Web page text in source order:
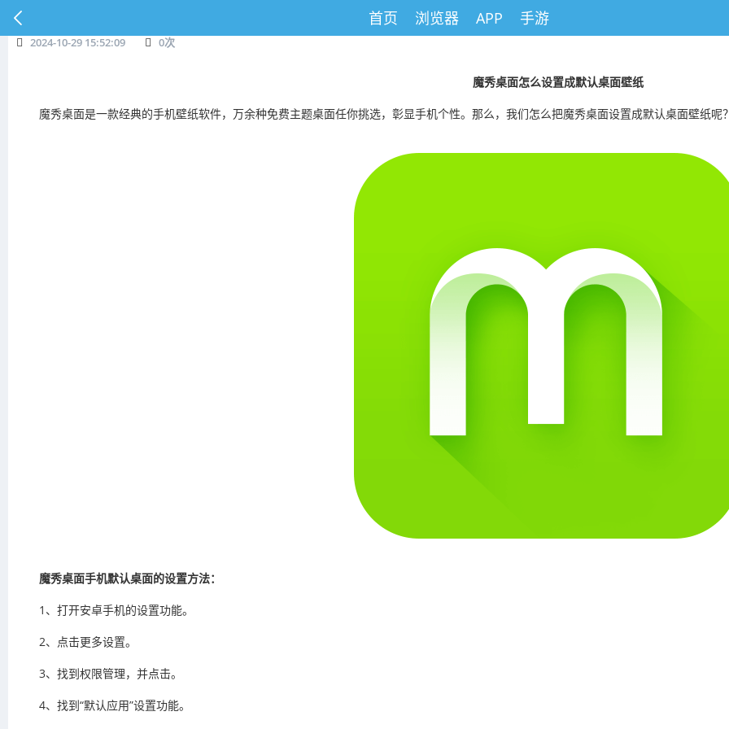
首页 浏览器 APP 手游
2024-10-29 15:52:09 0次
魔秀桌面怎么设置成默认桌面壁纸
魔秀桌面是一款经典的手机壁纸软件，万余种免费主题桌面任你挑选，彰显手机个性。那么，我们怎么把魔秀桌面设置成默认桌面壁纸呢
魔秀桌面手机默认桌面的设置方法：
1、打开安卓手机的设置功能。
2、点击更多设置。
3、找到权限管理，并点击。
4、找到“默认应用”设置功能。